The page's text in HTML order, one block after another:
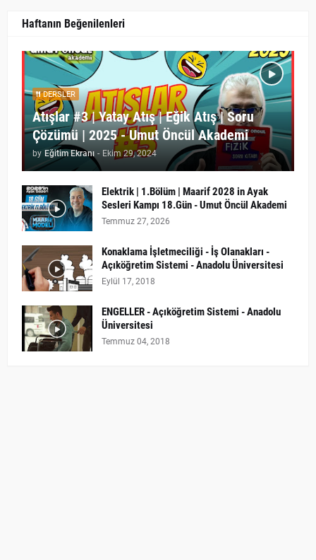
Haftanın Beğenilenleri
DERSLER
Atışlar #3 | Yatay Atış | Eğik Atış | Soru
Çözümü | 2025 - Umut Öncül Akademi
by Eğitim Ekranı - Ekim 29, 2024
Elektrik | 1.Bölüm | Maarif 2028 in Ayak
Sesleri Kampı 18.Gün - Umut Öncül Akademi
Temmuz 27, 2026
Konaklama İşletmeciliği - İş Olanakları -
Açıköğretim Sistemi - Anadolu Üniversitesi
Eylül 17, 2018
ENGELLER - Açıköğretim Sistemi - Anadolu
Üniversitesi
Temmuz 04, 2018